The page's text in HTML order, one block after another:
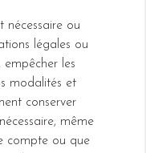
nécessaire ou
légales ou
empêcher les
modalités et
conserver
même
compte ou que